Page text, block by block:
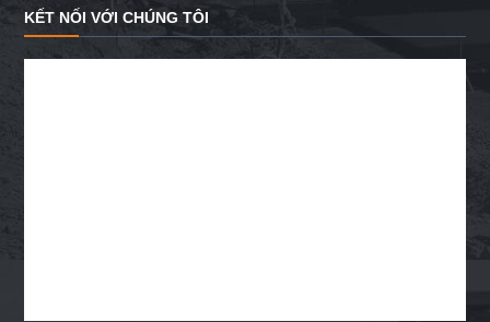
KẾT NỐI VỚI CHÚNG TÔI